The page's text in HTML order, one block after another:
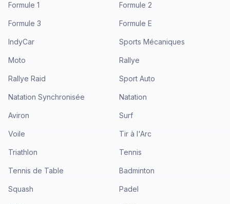
Formule 1 Formule 2
Formule 3 Formule E
IndyCar Sports Mécaniques
Moto Rallye
Rallye Raid Sport Auto
Natation Synchronisée Natation
Aviron Surf
Voile Tir à l'Arc
Triathlon Tennis
Tennis de Table Badminton
Squash Padel